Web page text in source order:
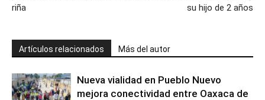
riña
su hijo de 2 años
Artículos relacionados Más del autor
Nueva vialidad en Pueblo Nuevo
mejora conectividad entre Oaxaca de